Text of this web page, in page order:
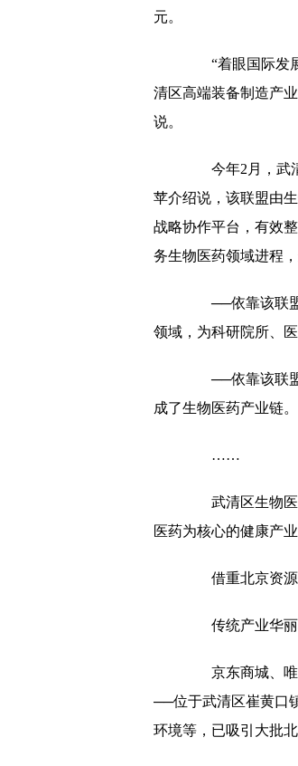
元。
“着眼国际发展
清区高端装备制造产
说。
今年2月，武清
苹介绍说，该联盟由
战略协作平台，有效
务生物医药领域进程
──依靠该联盟
领域，为科研院所、
──依靠该联盟
成了生物医药产业链。
……
武清区生物医
医药为核心的健康产
借重北京资源
传统产业华丽
京东商城、唯
──位于武清区崔黄口
环境等，已吸引大批